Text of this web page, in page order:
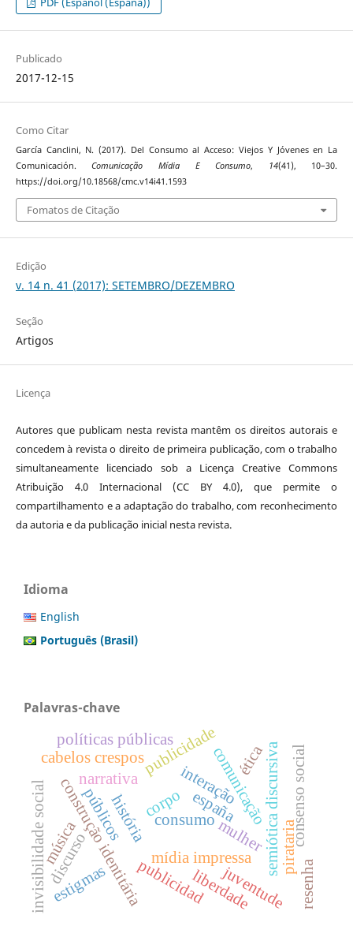
Publicado
2017-12-15
Como Citar
García Canclini, N. (2017). Del Consumo al Acceso: Viejos Y Jóvenes en La
Comunicación.Comunicação Mídia E Consumo, 14(41), 10–30.
https://doi.org/10.18568/cmc.v14i41.1593
Fomatos de Citação
Edição
v. 14 n. 41 (2017): SETEMBRO/DEZEMBRO
Seção
Artigos
Licença
Autores que publicam nesta revista mantêm os direitos autorais e
concedem à revista o direito de primeira publicação, com o trabalho
simultaneamente licenciado sob a Licença Creative Commons
Atribuição 4.0 Internacional (CC BY 4.0), que permite o
compartilhamento e a adaptação do trabalho, com reconhecimento
da autoria e da publicação inicial nesta revista.
Idioma
English
Português (Brasil)
Palavras-chave
comunicação
consumo
história
narrativa
corpo
construção identitária semiótica discursiva
interação
mídia impressa
discurso
publicidade ética
mulher
cabelos crespos
publicidad
españa
músicapúblicos
juventude
estigmas
invisibilidade social liberdade
políticas públicas
piratariaconsenso social
resenha